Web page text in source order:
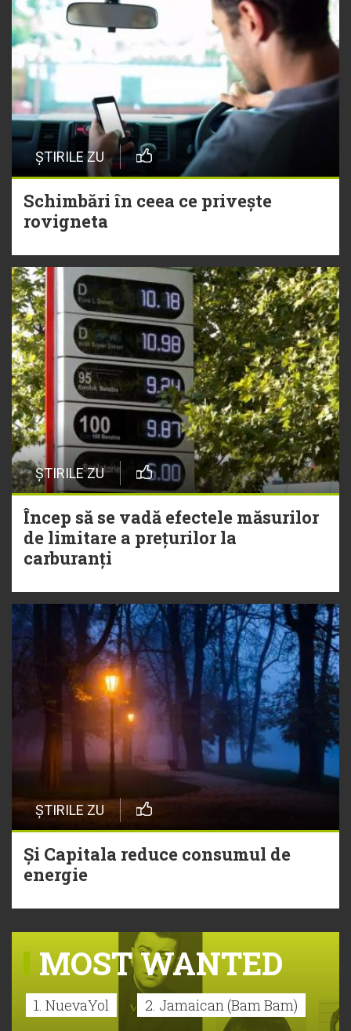
ȘTIRILE ZU
Schimbări în ceea ce privește
rovigneta
ȘTIRILE ZU
Încep să se vadă efectele măsurilor
de limitare a prețurilor la
carburanți
ȘTIRILE ZU
Și Capitala reduce consumul de
energie
MOST WANTED
1. NuevaYol 2. Jamaican (Bam Bam)